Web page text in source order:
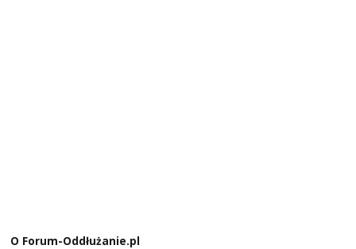
O Forum-Oddłużanie.pl